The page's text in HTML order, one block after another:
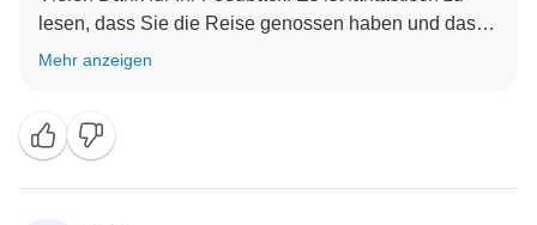
lesen, dass Sie die Reise genossen haben und dass
der Trip Manager Ihre Erfahrung positiv beeinflusst
Mehr anzeigen